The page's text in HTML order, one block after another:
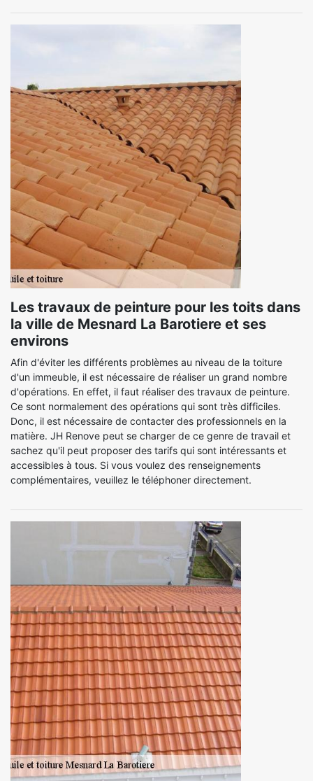
Les travaux de peinture pour les toits dans
la ville de Mesnard La Barotiere et ses
environs
Afin d'éviter les différents problèmes au niveau de la toiture
d'un immeuble, il est nécessaire de réaliser un grand nombre
d'opérations. En effet, il faut réaliser des travaux de peinture.
Ce sont normalement des opérations qui sont très difficiles.
Donc, il est nécessaire de contacter des professionnels en la
matière. JH Renove peut se charger de ce genre de travail et
sachez qu'il peut proposer des tarifs qui sont intéressants et
accessibles à tous. Si vous voulez des renseignements
complémentaires, veuillez le téléphoner directement.